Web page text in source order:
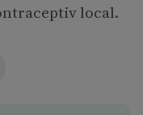
local.